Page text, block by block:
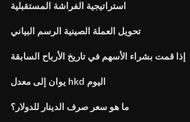
استراتيجية الفراشة المستقبلية
تحويل العملة الصينية الرسم البياني
إذا قمت بشراء الأسهم في تاريخ الأرباح السابقة
يوان إلى معدل hkd اليوم
ما هو سعر صرف الدينار للدولار؟